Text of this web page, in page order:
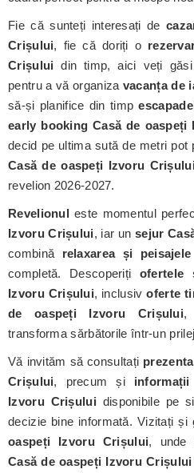
Fie că sunteți interesați de
Crișului, fie că doriți o
Crișului din timp, aici veți găsi
pentru a vă organiza vacanța de
să-și planifice din timp
early booking Casă de oaspeți
decid pe ultima sută de metri pot
Casă de oaspeți Izvoru Crișului
revelion 2026-2027.
Revelionul este momentul
Izvoru Crișului, iar un sejur
combină relaxarea și
completă. Descoperiți ofertele
Izvoru Crișului, inclusivoferte
de oaspeți Izvoru Crișului,
transforma sărbătorile într-un
Vă invităm să consultați
Crișului, precum și
Izvoru Crișului disponibile pe
decizie bine informată. Vizitați și
oaspeți Izvoru Crișului, unde
Casă de oaspeți Izvoru Crișului